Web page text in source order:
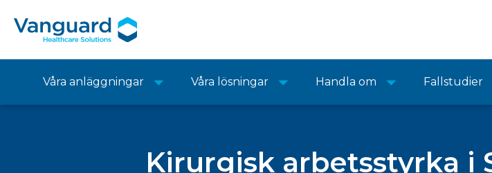
Våra anläggningar Våra lösningar Handla om Fallstudier
Kirurgisk arbetsstyrka